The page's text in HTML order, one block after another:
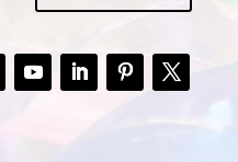
RECICLADO EN